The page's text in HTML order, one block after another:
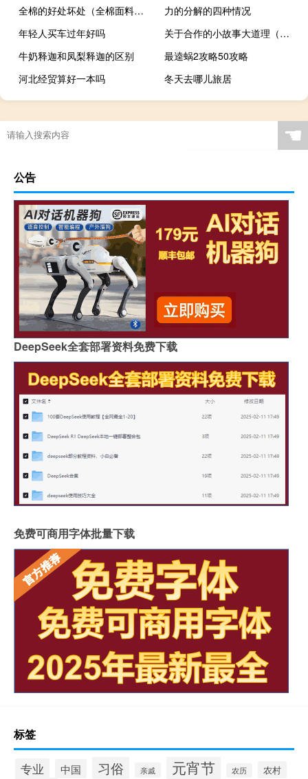
全棉的好处坏处（全棉面料有什么好处 全棉面料的优点）
力的分解的四种情况
年轻人买车过年好吗
关于合作的小故事大道理（关于合作的小故事50字）
牛奶释迦和凤梨释迦的区别
最逵蜗2攻略50攻略
河北经贸算好一本吗
冬天去哪儿旅居
☚
公告
DeepSeek全套部署资料免费下载
免费可商用字体批量下载
标签
专业 中国 习俗 亲戚 元宵节 农历 农村